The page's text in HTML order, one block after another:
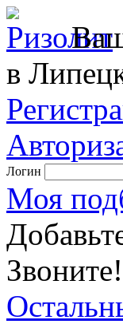
в
Логин
Моя
Звоните!